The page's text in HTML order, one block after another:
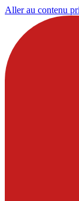
Aller au contenu